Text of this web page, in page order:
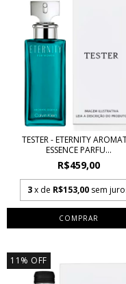
TESTER - ETERNITY
ESSENCE PARFU...
R$459,00
3x de R$153,00 sem
COMPRAR
11 % OFF